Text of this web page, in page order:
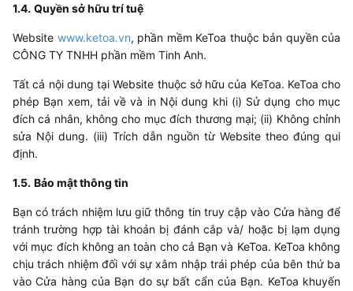
​1.4. Quyền sở hữu trí tuệ
Website www.ketoa.vn, phần mềm KeToa thuộc bản quyền của
CÔNG TY TNHH phần mềm Tinh Anh.
Tất cả nội dung tại Website thuộc sở hữu của KeToa. KeToa cho
phép Bạn xem, tải về và in Nội dung khi (i) Sử dụng cho mục
đích cá nhân, không cho mục đích thương mại; (ii) Không chỉnh
sửa Nội dung. (iii) Trích dẫn nguồn từ Website theo đúng qui
định.
​​1.5. Bảo mật thông tin
Bạn có trách nhiệm lưu giữ thông tin truy cập vào Cửa hàng để
tránh trường hợp tài khoản bị đánh cắp và/ hoặc bị lạm dụng
với mục đích không an toàn cho cả Bạn và KeToa. KeToa không
chịu trách nhiệm đối với sự xâm nhập trái phép của bên thứ ba
vào Cửa hàng của Bạn do sự bất cẩn của Bạn. KeToa khuyến